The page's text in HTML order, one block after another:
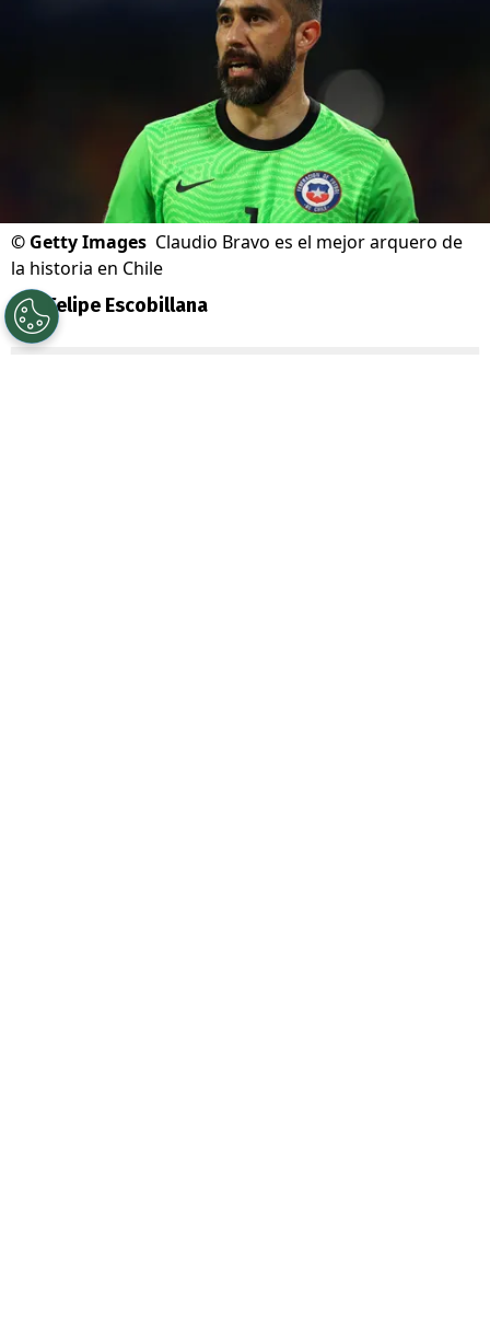
© Getty Images Claudio Bravo es el mejor arquero de
la historia en Chile
Por Felipe Escobillana